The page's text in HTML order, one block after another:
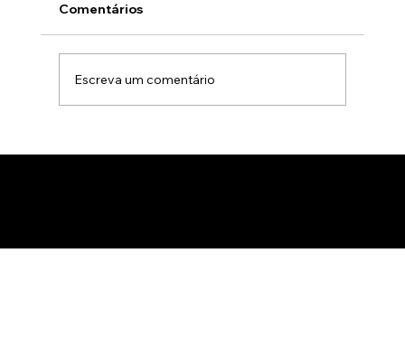
Comentários
Escreva um comentário